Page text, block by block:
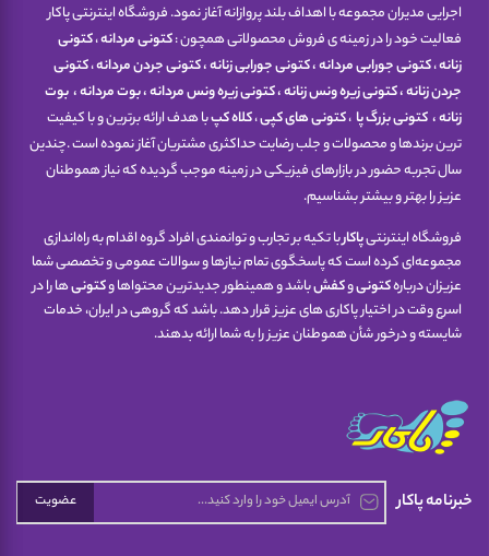
اجرایی مدیران مجموعه با اهداف بلند پروازانه آغاز نمود. فروشگاه اینترنتی پاکار
فعالیت خود را در زمینه ی فروش محصولاتی همچون :کتونی مردانه،کتونی
زنانه،کتونی جورابی مردانه،کتونی جورابی زنانه،کتونی جردن مردانه،کتونی
جردن زنانه،کتونی زیره ونس زنانه،کتونی زیره ونس مردانه،بوت مردانه،بوت
زنانه، کتونیبزرگ پا ،کتونی های کپی،کلاه کپبا هدف ارائه برترین و با کیفیت
ترین برندها و محصولات و جلب رضایت حداکثری مشتریان آغاز نموده است .چندین
سال تجربه حضور در بازارهای فیزیکی در زمینه موجب گردیده که نیاز هموطنان
عزیز را بهتر و بیشتر بشناسیم.
فروشگاه اینترنتیپاکاربا تکیه بر تجارب و توانمندی افراد گروه اقدام به راه‌اندازی
مجموعه‌ای کرده است که پاسخگوی تمام نیازها و سوالات عمومی و تخصصی شما
عزیزان دربارهکتونیوکفشباشد و همینطور جدیدترین محتواها وکتونیها را در
اسرع وقت در اختیار پاکاری های عزیز قرار دهد. باشد که گروهی در ایران، خدمات
شایسته و درخور شأن هموطنان عزیز را به شما ارائه بدهند.
خبرنامه پاکار عضویت